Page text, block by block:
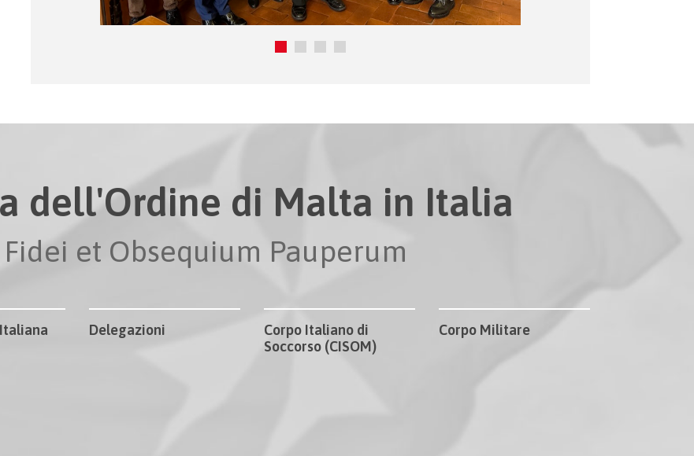
dell'Ordine di Malta in Italia
et Obsequium Pauperum
Delegazioni
Corpo Italiano di
Soccorso (CISOM)
Corpo Militare